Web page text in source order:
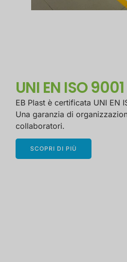
UNI EN ISO 9001
EB Plast è certificata UNI EN
Una garanzia di
collaboratori.
SCOPRI DI PIÙ